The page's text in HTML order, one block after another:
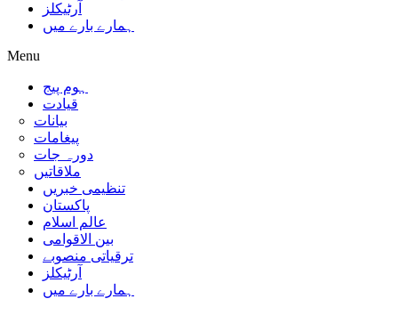
آرٹیکلز
ہمارے بارے میں
Menu
ہوم پیج
قیادت
بیانات
پیغامات
دورہ جات
ملاقاتیں
تنظیمی خبریں
پاکستان
عالم اسلام
بین الاقوامی
ترقیاتی منصوبے
آرٹیکلز
ہمارے بارے میں